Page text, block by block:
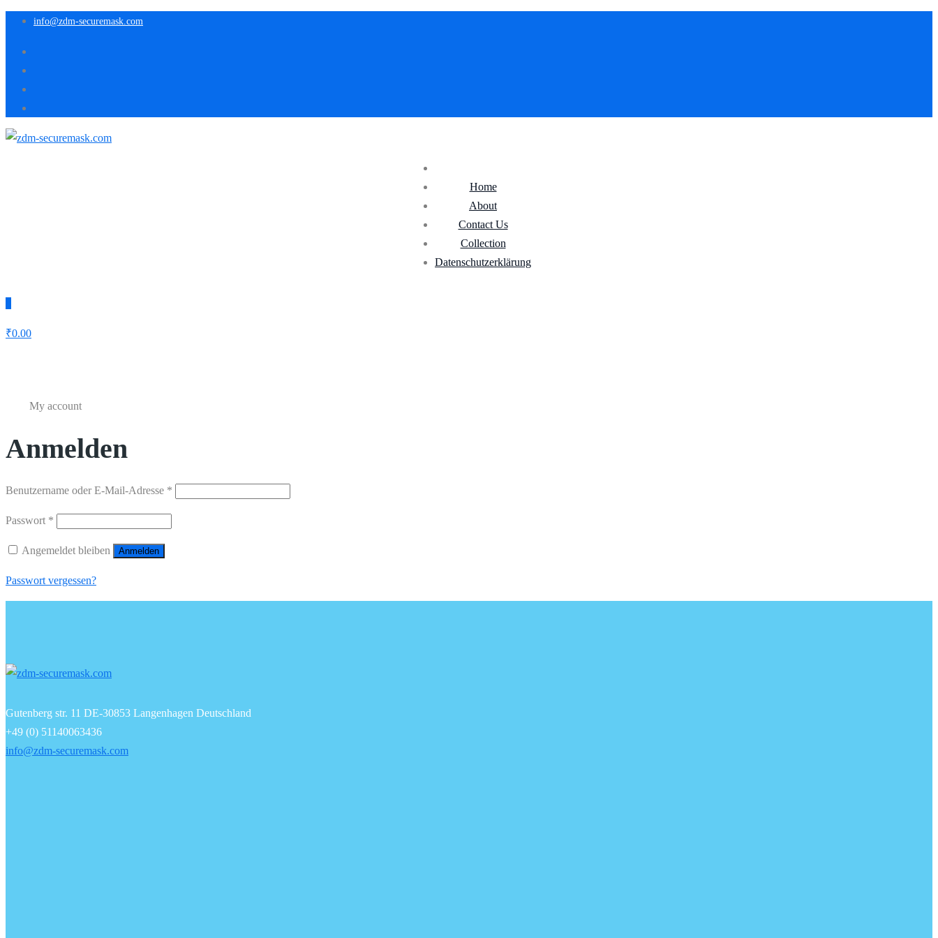
info@zdm-securemask.com
Home
About
Contact Us
Collection
Datenschutz­erklärung
₹0.00
My account
Anmelden
Benutzername oder E-Mail-Adresse *
Passwort *
Angemeldet bleiben Anmelden
Passwort vergessen?
Gutenberg str. 11 DE-30853 Langenhagen Deutschland
+49 (0) 51140063436
info@zdm-securemask.com